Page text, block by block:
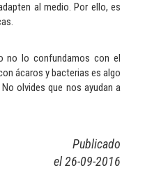
al medio. Por ello, es
no lo confundamos con el
ácaros y bacterias es algo
olvides que nos ayudan a
Publicado
el 26-09-2016